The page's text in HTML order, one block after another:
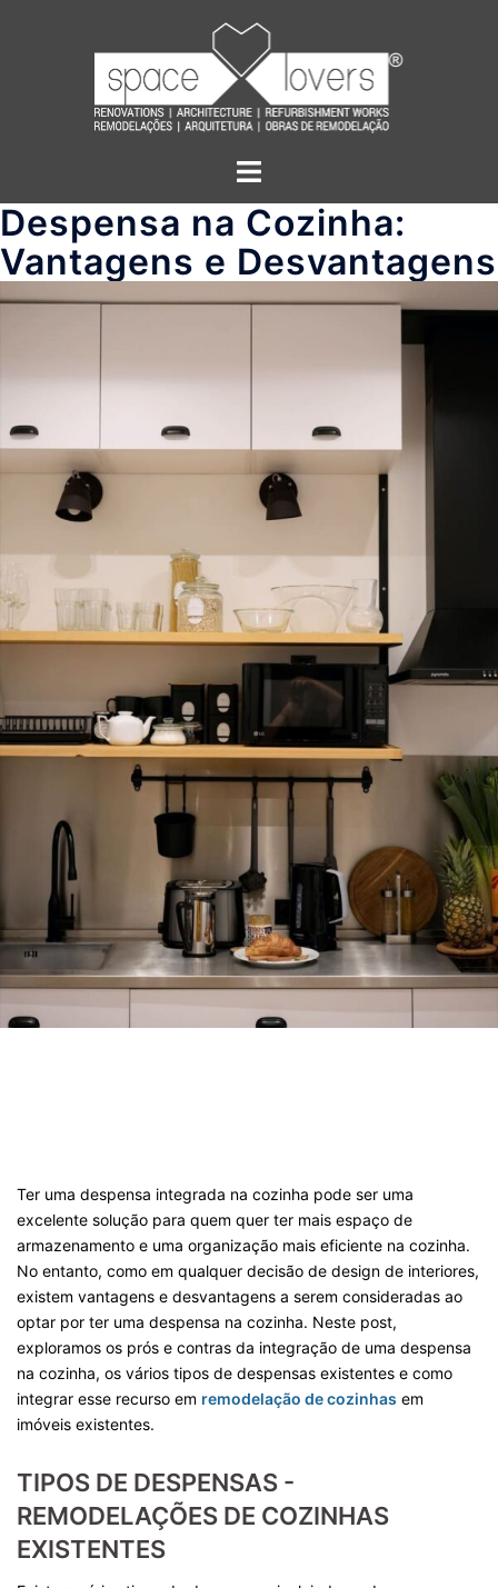
Alternar
Despensa na Cozinha:
Vantagens e Desvantagens
Ter uma despensa integrada na cozinha pode ser uma
excelente solução para quem quer ter mais espaço de
armazenamento e uma organização mais eficiente na cozinha.
No entanto, como em qualquer decisão de design de interiores,
existem vantagens e desvantagens a serem consideradas ao
optar por ter uma despensa na cozinha. Neste post,
exploramos os prós e contras da integração de uma despensa
na cozinha, os vários tipos de despensas existentes e como
integrar esse recurso em remodelação de cozinhas em
imóveis existentes.
TIPOS DE DESPENSAS -
REMODELAÇÕES DE COZINHAS
EXISTENTES